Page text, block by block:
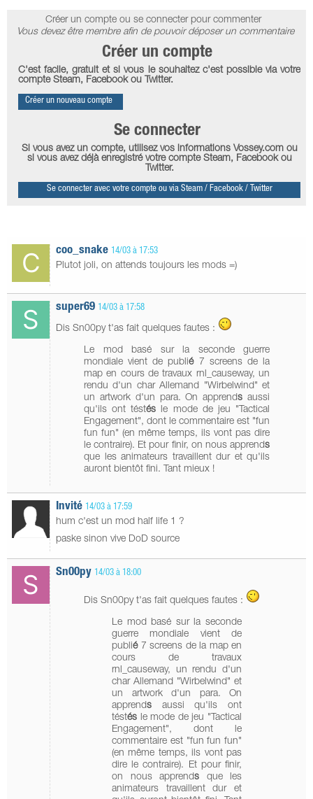
Créer un compte ou se connecter pour commenter
Vous devez être membre afin de pouvoir déposer un commentaire
Créer un compte
C'est facile, gratuit et si vous le souhaitez c'est possible via votre
compte Steam, Facebook ou Twitter.
Créer un nouveau compte
Se connecter
Si vous avez un compte, utilisez vos informations Vossey.com ou
si vous avez déjà enregistré votre compte Steam, Facebook ou
Twitter.
Se connecter avec votre compte ou via Steam / Facebook / Twitter
coo_snake 14/03 à 17:53
Plutot joli, on attends toujours les mods =)
super69 14/03 à 17:58
Dis Sn00py t'as fait quelques fautes :
Le mod basé sur la seconde guerre
mondiale vient de publié7 screens de la
map en cours de travaux rnl_causeway, un
rendu d'un char Allemand "Wirbelwind" et
un artwork d'un para. On apprends aussi
qu'ils ont téstés le mode de jeu "Tactical
Engagement", dont le commentaire est "fun
fun fun" (en même temps, ils vont pas dire
le contraire). Et pour finir, on nous apprends
que les animateurs travaillent dur et qu'ils
auront bientôt fini. Tant mieux !
Invité 14/03 à 17:59
hum c'est un mod half life 1 ?
paske sinon vive DoD source
Sn00py 14/03 à 18:00
Dis Sn00py t'as fait quelques fautes :
Le mod basé sur la seconde
guerre mondiale vient de
publié7 screens de la map en
cours de travaux
rnl_causeway, un rendu d'un
char Allemand "Wirbelwind" et
un artwork d'un para. On
apprends aussi qu'ils ont
téstés le mode de jeu "Tactical
Engagement", dont le
commentaire est "fun fun fun"
(en même temps, ils vont pas
dire le contraire). Et pour finir,
on nous apprends que les
animateurs travaillent dur et